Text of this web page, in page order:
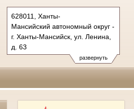
развернуть
628011, Ханты-
Мансийский автономный округ -
г. Ханты-Мансийск, ул. Ленина,
д. 63
Тел.: (3467) 925-929
hmray.hmao@sudrf.ru